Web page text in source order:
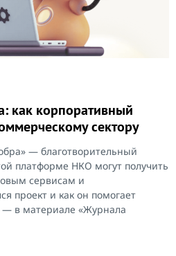
как корпоративный
сектору
— благотворительный
платформе НКО могут получить
сервисам и
проект и как он помогает
— в материале «Журнала